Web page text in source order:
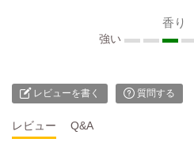
香り
強い
レビューを書く 質問する
レビュー Q&A